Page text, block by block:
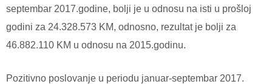
septembar 2017.godine, bolji je u odnosu na isti u prošloj
godini za 24.328.573 KM, odnosno, rezultat je bolji za
46.882.110 KM u odnosu na 2015.godinu.
Pozitivno poslovanje u periodu januar-septembar 2017.